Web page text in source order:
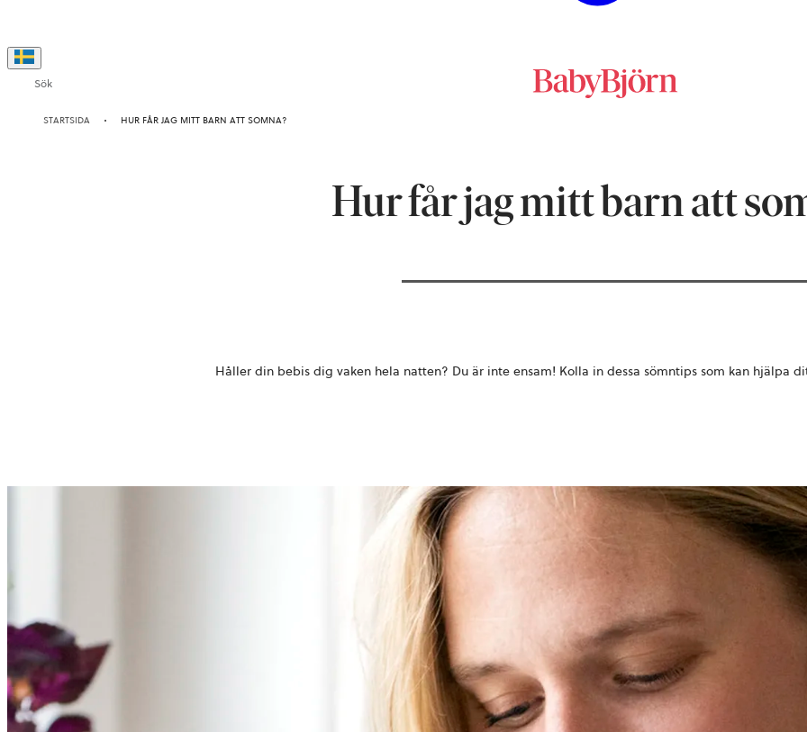
Sök
STARTSIDA HUR FÅR JAG MITT BARN ATT SOMNA?
Hur får jag mitt barn att
Håller din bebis dig vaken hela natten? Du är inte ensam! Kolla in dessa sömntips som kan hjälpa